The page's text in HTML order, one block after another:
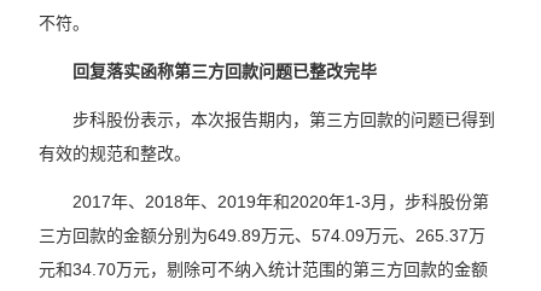
不符。
回复落实函称第三方回款问题已整改完毕
步科股份表示，本次报告期内，第三方回款的问题已得到
有效的规范和整改。
2017年、2018年、2019年和2020年1-3月，步科股份第
三方回款的金额分别为649.89万元、574.09万元、265.37万
元和34.70万元，剔除可不纳入统计范围的第三方回款的金额